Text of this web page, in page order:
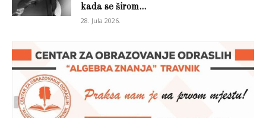
kada se širom...
28. Jula 2026.